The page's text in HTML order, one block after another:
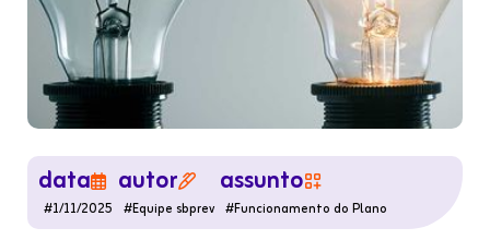
data
#1/11/2025
autor
#Equipe sbprev
assunto
#Funcionamento do Plano